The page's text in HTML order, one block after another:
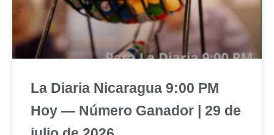
La Diaria Nicaragua 9:00 PM
Hoy — Número Ganador | 29 de